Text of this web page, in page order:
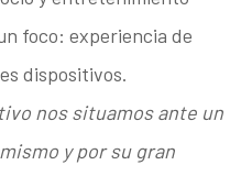
foco: experiencia de
dispositivos.
nos situamos ante un
y por su gran